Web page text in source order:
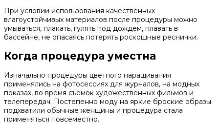
При условии использования качественных
влагоустойчивых материалов после процедуры можно
умываться, плакать, гулять под дождем, плавать в
бассейне, не опасаясь потерять роскошные реснички.
Когда процедура уместна
Изначально процедуры цветного наращивания
применялись на фотосессиях для журналов, на модных
показах, во время съемок художественных фильмов и
телепередач. Постепенно моду на яркие броские образы
подхватили обычные женщины и процедура стала
применяться повсеместно.